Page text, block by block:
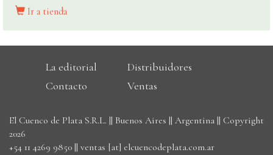
Ir a tienda
La editorial
Distribuidores
Contacto
Ventas
El Cuenco de Plata S.R.L. || Buenos Aires || Argentina || Copyright
2026
+54 11 4269 9850 || ventas [at] elcuencodeplata.com.ar